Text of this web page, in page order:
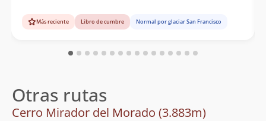
Más reciente Libro de cumbre Normal por glaciar San Francisco
Otras rutas
Cerro Mirador del Morado (3.883m)